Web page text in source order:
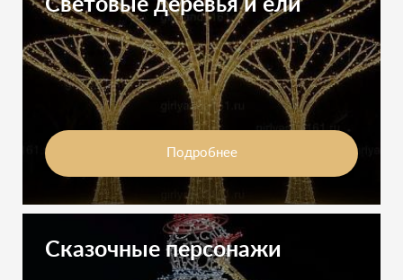
Световые деревья и ели
Подробнее
Сказочные персонажи